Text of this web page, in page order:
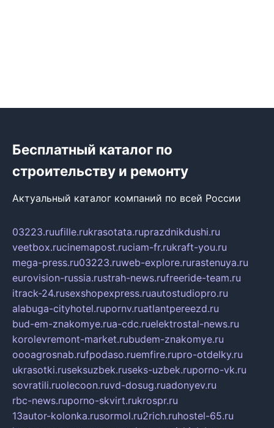
Бесплатный каталог по
строительству и ремонту
Актуальный каталог компаний по всей России
03223.ruufille.rukrasotata.ruprazdnikdushi.ru
veetbox.rucinemapost.ruciam-fr.rukraft-you.ru
mega-press.ru03223.ruweb-explore.rurastenuya.ru
eurovision-russia.rustrah-news.rufreeride-team.ru
itrack-24.rusexshopexpress.ruautostudiopro.ru
alabuga-cityhotel.rupornv.ruatlantpereezd.ru
bud-em-znakomye.rua-cdc.ruelektrostal-news.ru
korolevremont-market.rubudem-znakomye.ru
oooagrosnab.rufpodaso.ruemfire.rupro-otdelky.ru
ukrasotki.ruseksuzbek.ruseks-uzbek.ruporno-vk.ru
sovratili.ruolecoon.ruvd-dosug.ruadonyev.ru
rbc-news.ruporno-skvirt.rukrospr.ru
13autor-kolonka.rusormol.ru2rich.ruhostel-65.ru